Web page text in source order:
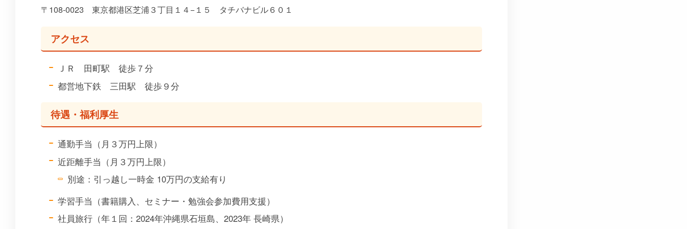
〒108-0023 東京都港区芝浦３丁目１４−１５ タチバナビル６０１
アクセス
ＪＲ 田町駅 徒歩７分
都営地下鉄 三田駅 徒歩９分
待遇・福利厚生
通勤手当（月３万円上限）
近距離手当（月３万円上限）
別途：引っ越し一時金 10万円の支給有り
学習手当（書籍購入、セミナー・勉強会参加費用支援）
社員旅行（年１回：2024年沖縄県石垣島、2023年 長崎県）